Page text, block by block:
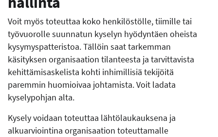
Voit myös toteuttaa koko henkilöstölle, tiimille tai
työvuorolle suunnatun kyselyn hyödyntäen oheista
kysymyspatteristoa. Tällöin saat tarkemman
käsityksen organisaation tilanteesta ja tarvittavista
kehittämisaskelista kohti inhimillisiä tekijöitä
paremmin huomioivaa johtamista. Voit ladata
kyselypohjan alta.
Kysely voidaan toteuttaa lähtölaukauksena ja
alkuarviointina organisaation toteuttamalle